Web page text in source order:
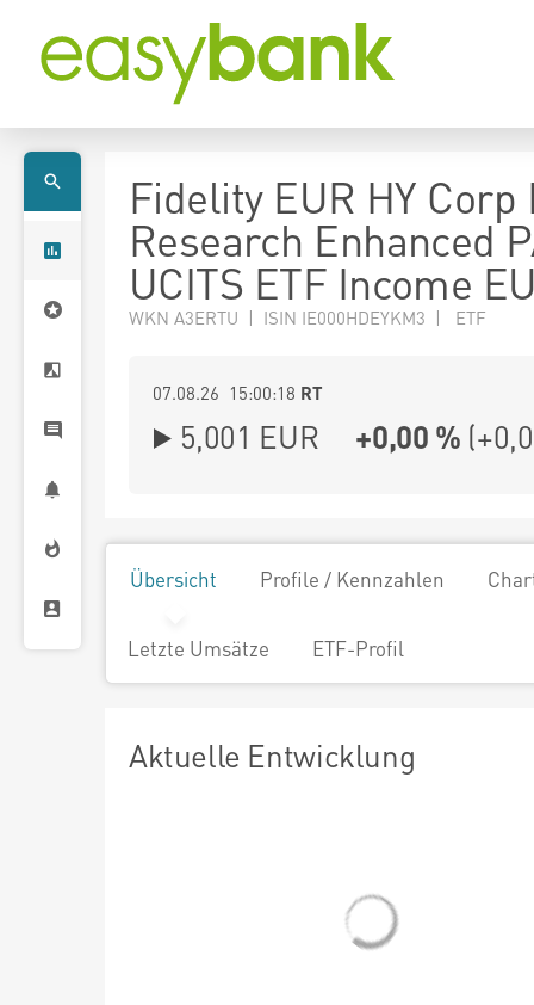
Fidelity EUR HY Corp
Research Enhanced
UCITS ETF Income
WKN A3ERTU | ISIN IE000HDEYKM3 | ETF
07.08.26 15:00:18 RT
5,001 EUR +0,00 % (
Übersicht Profile / Kennzahlen
Letzte Umsätze ETF-Profil
Aktuelle Entwicklung